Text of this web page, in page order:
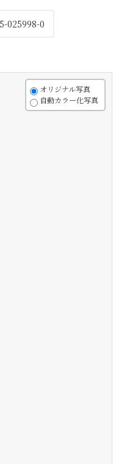
025998-0
オリジナル写真
自動カラー化写真